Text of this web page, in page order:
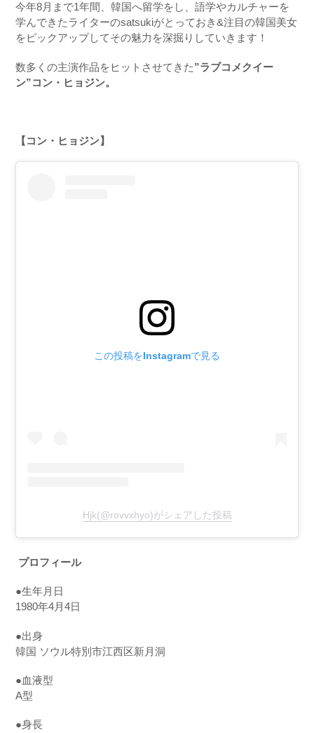
今年8月まで1年間、韓国へ留学をし、語学やカルチャーを
学んできたライターのsatsukiがとっておき&注目の韓国美女
をピックアップしてその魅力を深掘りしていきます！
数多くの主演作品をヒットさせてきた”ラブコメクイー
ン”コン・ヒョジン。
【コン・ヒョジン】
この投稿をInstagramで見る
Hjk(@rovvxhyo)がシェアした投稿
プロフィール
●生年月日
1980年4月4日
●出身
韓国 ソウル特別市江西区新月洞
●血液型
A型
●身長